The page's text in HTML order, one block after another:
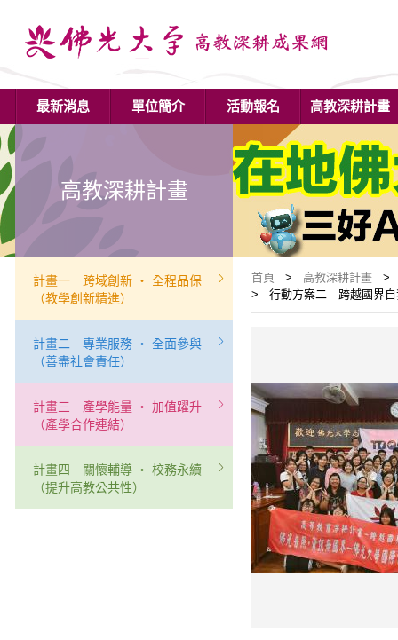
最新消息 單位簡介 活動報名 高教深耕計畫
高教深耕計畫
計畫一 跨域創新 ‧ 全程品保
（教學創新精進）
計畫二 專業服務 ‧ 全面參與
（善盡社會責任）
計畫三 產學能量 ‧ 加值躍升
（產學合作連結）
計畫四 關懷輔導 ‧ 校務永續
（提升高教公共性）
首頁 > 高教深耕計畫 >
> 行動方案二 跨越國界自